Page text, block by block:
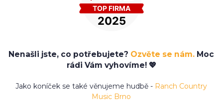
Nenašli jste, co potřebujete? Ozvěte se nám. Moc
rádi Vám vyhovíme! 💖
Jako koníček se také věnujeme hudbě - Ranch Country
Music Brno